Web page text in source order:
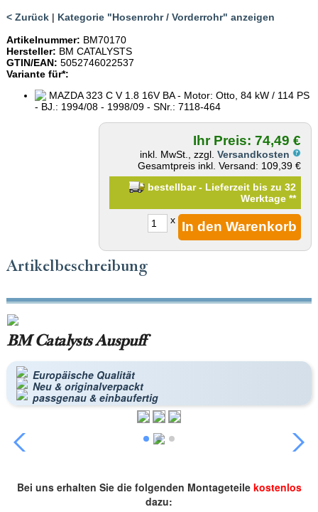
< Zurück| Kategorie "Hosenrohr / Vorderrohr" anzeigen
Artikelnummer: BM70170
Hersteller: BM CATALYSTS
GTIN/EAN: 5052746022537
Variante für*:
MAZDA 323 C V 1.8 16V BA - Motor: Otto, 84 kW / 114 PS
- BJ.: 1994/08 - 1998/09 - SNr.: 7118-464
Ihr Preis: 74,49 €
inkl. MwSt., zzgl.Versandkosten
Gesamtpreis inkl. Versand: 109,39 €
bestellbar - Lieferzeit bis zu 32
Werktage**
x
Artikelbeschreibung
BM Catalysts Auspuff
Europäische Qualität
Neu & originalverpackt
passgenau & einbaufertig
Bei uns erhalten Sie die folgenden Montageteile kostenlos
dazu: